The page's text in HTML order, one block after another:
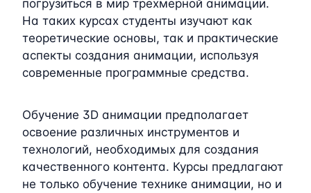
погрузиться в мир трехмерной анимации.
На таких курсах студенты изучают как
теоретические основы, так и практические
аспекты создания анимации, используя
современные программные средства.
Обучение 3D анимации предполагает
освоение различных инструментов и
технологий, необходимых для создания
качественного контента. Курсы предлагают
не только обучение технике анимации, но и